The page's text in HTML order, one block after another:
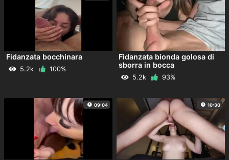
Fidanzata bocchinara
5.2k 100%
Fidanzata bionda golosa di
sborra in bocca
5.2k 93%
09:04 10:30